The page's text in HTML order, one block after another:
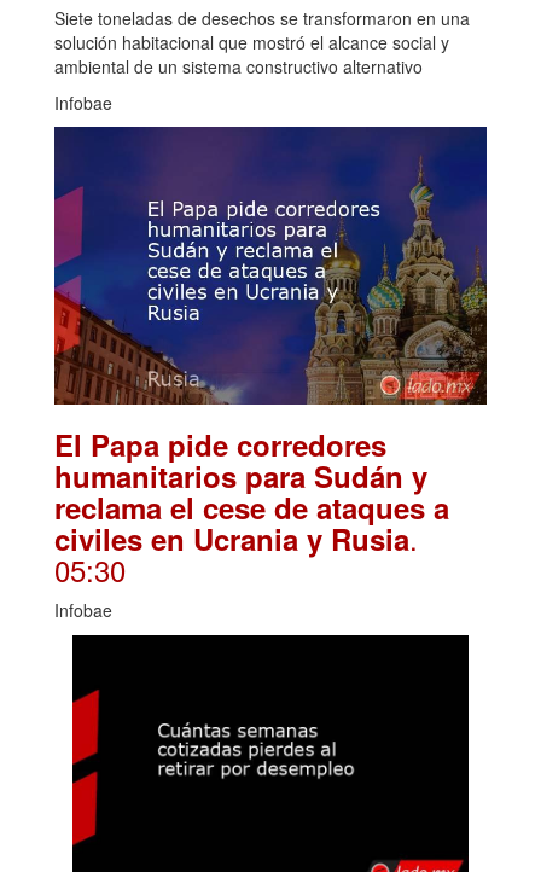
Siete toneladas de desechos se transformaron en una
solución habitacional que mostró el alcance social y
ambiental de un sistema constructivo alternativo
Infobae
El Papa pide corredores
humanitarios para Sudán y
reclama el cese de ataques a
civiles en Ucrania y Rusia.
05:30
Infobae